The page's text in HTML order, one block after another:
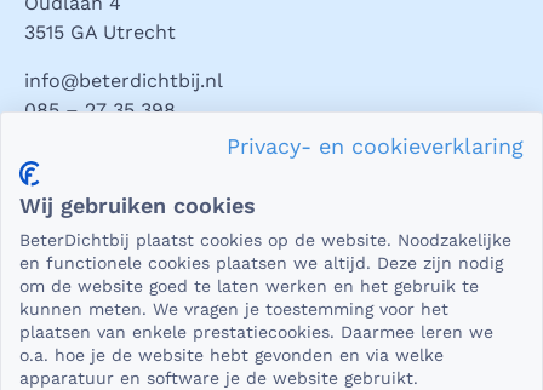
3515 GA Utrecht
info@beterdichtbij.nl
085 – 27 35 398
Privacy en veiligheid
essentieel dat die beveiligd worden uitgewisseld. En dat
die gegevens niet in verkeerde handen vallen. Daar kun je
op rekenen bij BeterDichtbij.
Lees verder
Privacy- en cookieverklaring
Wij gebruiken cookies
BeterDichtbij plaatst cookies op de website. Noodzakelijke
en functionele cookies plaatsen we altijd. Deze zijn nodig
om de website goed te laten werken en het gebruik te
kunnen meten. We vragen je toestemming voor het
plaatsen van enkele prestatiecookies. Daarmee leren we
o.a. hoe je de website hebt gevonden en via welke
apparatuur en software je de website gebruikt.